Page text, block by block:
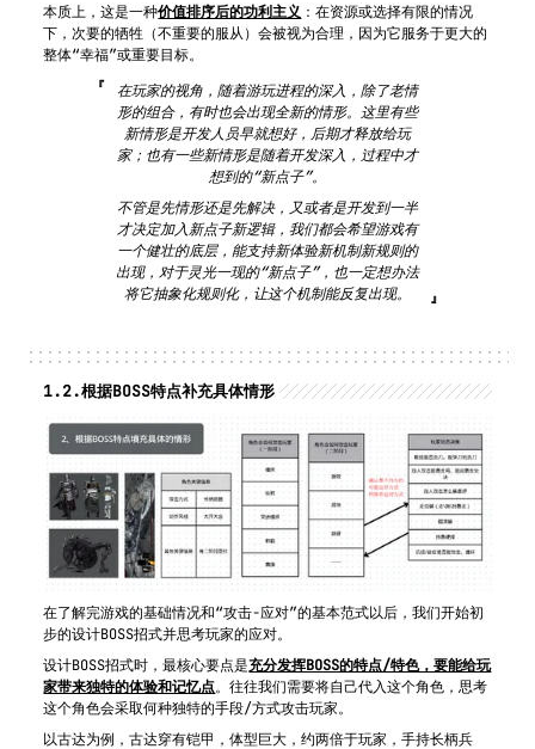
本质上，这是一种价值排序后的功利主义 ：在资源或选择有限的情况
下，次要的牺牲（不重要的服从）会被视为合理，因为它服务于更大的
整体“幸福”或重要目标。
在玩家的视角，随着游玩进程的深入，除了老情
形的组合，有时也会出现全新的情形。这里有些
新情形是开发人员早就想好，后期才释放给玩
家；也有一些新情形是随着开发深入，过程中才
想到的“新点子”。
不管是先情形还是先解决，又或者是开发到一半
才决定加入新点子新逻辑，我们都会希望游戏有
一个健壮的底层，能支持新体验新机制新规则的
出现，对于灵光一现的“新点子”，也一定想办法
将它抽象化规则化，让这个机制能反复出现。
1.2.根据BOSS特点补充具体情形
在了解完游戏的基础情况和“攻击-应对”的基本范式以后，我们开始初
步的设计BOSS招式并思考玩家的应对。
设计BOSS招式时，最核心要点是充分发挥BOSS的特点/特色，要能给玩
家带来独特的体验和记忆点。往往我们需要将自己代入这个角色，思考
这个角色会采取何种独特的手段/方式攻击玩家。
以古达为例，古达穿有铠甲，体型巨大，约两倍于玩家，手持长柄兵